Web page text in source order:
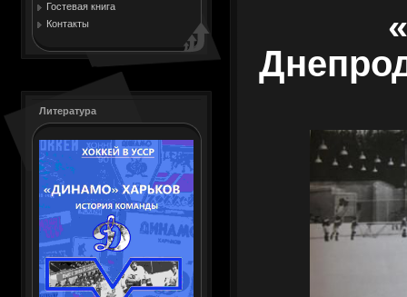
Гостевая книга
Контакты
Литература